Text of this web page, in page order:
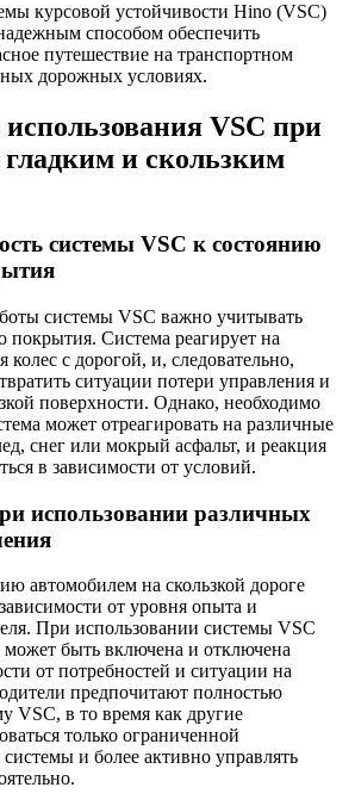
курсовой устойчивости Hino (VSC)
способом обеспечить
путешествие на транспортном
дорожных условиях.
VSC при
и скользким
системы VSC к состоянию
системы VSC важно учитывать
покрытия. Система реагирует на
колес с дорогой, и, следовательно,
ситуации потери управления и
поверхности. Однако, необходимо
может отреагировать на различные
снег или мокрый асфальт, и реакция
в зависимости от условий.
использовании различных
автомобилем на скользкой дороге
от уровня опыта и
При использовании системы VSC
может быть включена и отключена
от потребностей и ситуации на
предпочитают полностью
VSC, в то время как другие
только ограниченной
и более активно управлять